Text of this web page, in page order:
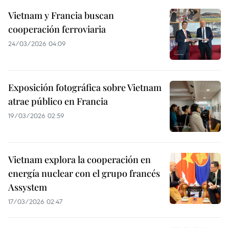
Vietnam y Francia buscan
cooperación ferroviaria
24/03/2026 04:09
Exposición fotográfica sobre Vietnam
atrae público en Francia
19/03/2026 02:59
Vietnam explora la cooperación en
energía nuclear con el grupo francés
Assystem
17/03/2026 02:47